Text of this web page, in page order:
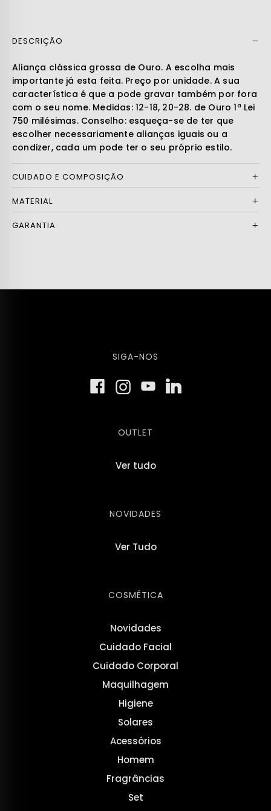
DESCRIÇÃO
Aliança clássica grossa de Ouro. A escolha mais
importante já esta feita. Preço por unidade. A sua
característica é que a pode gravar também por fora
com o seu nome. Medidas: 12-18, 20-28. de Ouro 1ª Lei
750 milésimas. Conselho: esqueça-se de ter que
escolher necessariamente alianças iguais ou a
condizer, cada um pode ter o seu próprio estilo.
CUIDADO E COMPOSIÇÃO
MATERIAL
GARANTIA
SIGA-NOS
OUTLET
Ver tudo
NOVIDADES
Ver Tudo
COSMÉTICA
Novidades
Cuidado Facial
Cuidado Corporal
Maquilhagem
Higiene
Solares
Acessórios
Homem
Fragrâncias
Set